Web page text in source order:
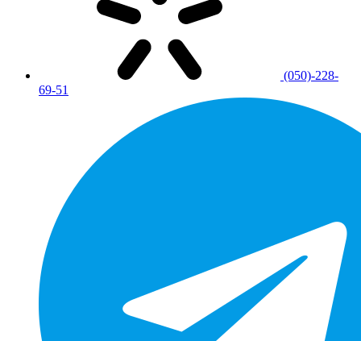
(050)-228-
69-51